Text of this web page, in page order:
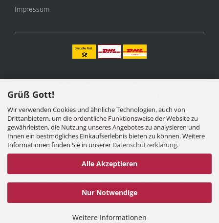
Grüß Gott!
Wir verwenden Cookies und ähnliche Technologien, auch von
Drittanbietern, um die ordentliche Funktionsweise der Website zu
gewährleisten, die Nutzung unseres Angebotes zu analysieren und
Ihnen ein bestmögliches Einkaufserlebnis bieten zu können. Weitere
Informationen finden Sie in unserer Datenschutzerklärung.
Alle Akzeptieren
Nur Notwendige
Weitere Informationen
Impressum
Mehrwertsteuer, zzgl.
Vertrag widerrufen
Internetshopby Gambio.de © 2025 Gambio ThemesXycons
Cookie Einstellungen